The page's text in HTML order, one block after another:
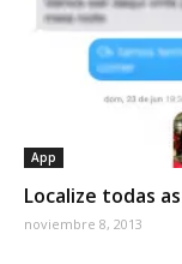
App
Localize todas
noviembre 8, 2013